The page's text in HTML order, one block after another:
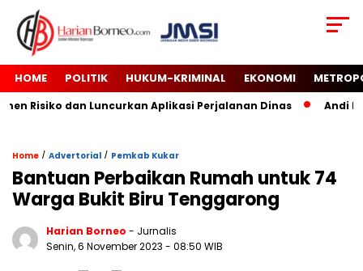
HOME POLITIK HUKUM-KRIMINAL EKONOMI
Risiko dan Luncurkan Aplikasi Perjalanan Dinas Andi
Home / Advertorial / Pemkab Kukar
Bantuan Perbaikan Rumah untuk 74
Warga Bukit Biru Tenggarong
Harian Borneo - Jurnalis
Senin, 6 November 2023 - 08:50 WIB